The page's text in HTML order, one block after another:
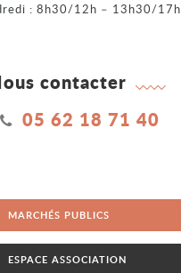
: 8h30/12h – 13h30/17h
contacter
05 62 18 71 40
MARCHÉS PUBLICS
ESPACE ASSOCIATION